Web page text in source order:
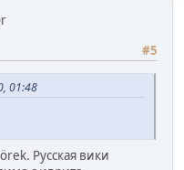
#5
01:48
Русская вики